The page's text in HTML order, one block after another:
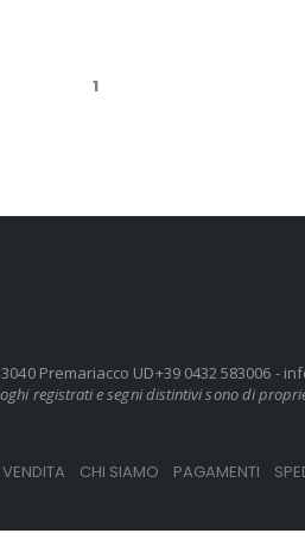
1
Premariacco UD+39 0432 583006 -
registrati e segni distintivi sono di
CHI SIAMO PAGAMENTI